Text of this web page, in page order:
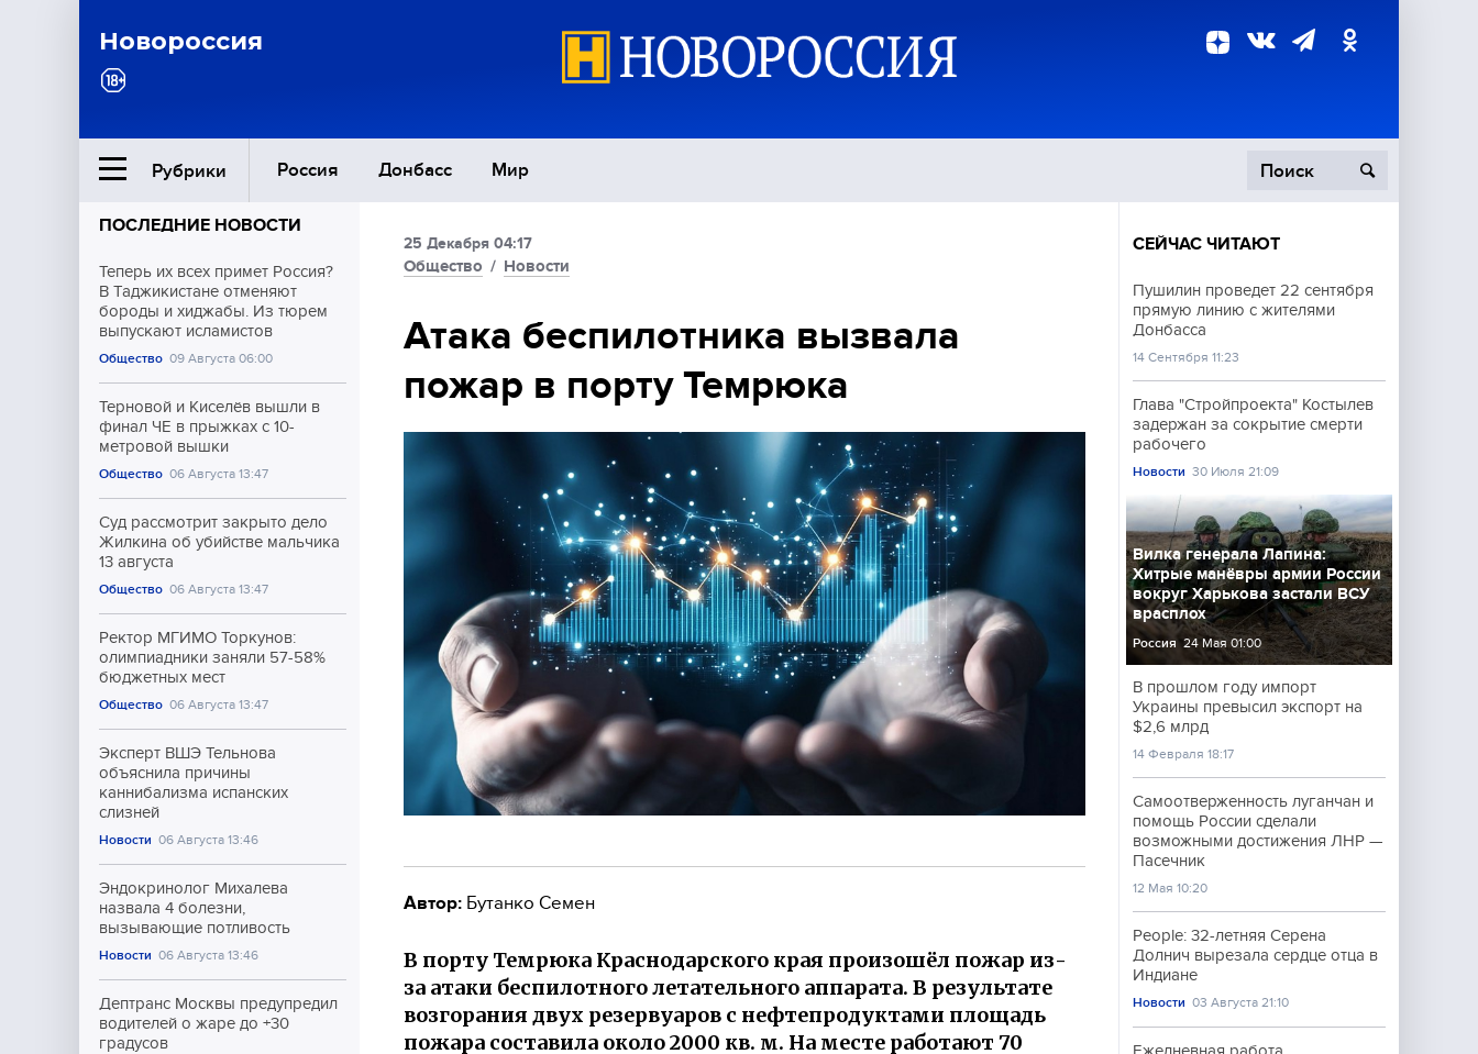
Новороссия
Рубрики Россия Донбасс Мир
Ближний Восток Политика
Общество
Экономика
Происшествия
Культура
Спорт
ПОСЛЕДНИЕ НОВОСТИ
Теперь их всех примет Россия?
В Таджикистане отменяют
бороды и хиджабы. Из тюрем
выпускают исламистов
Общество 09 Августа 06:00
Терновой и Киселёв вышли в
финал ЧЕ в прыжках с 10-
метровой вышки
Общество 06 Августа 13:47
Суд рассмотрит закрыто дело
Жилкина об убийстве мальчика
13 августа
Общество 06 Августа 13:47
Ректор МГИМО Торкунов:
олимпиадники заняли 57-58%
бюджетных мест
Общество 06 Августа 13:47
Эксперт ВШЭ Тельнова
объяснила причины
каннибализма испанских
слизней
Новости 06 Августа 13:46
Эндокринолог Михалева
назвала 4 болезни,
вызывающие потливость
Новости 06 Августа 13:46
Дептранс Москвы предупредил
водителей о жаре до +30
градусов
25 Декабря 04:17
Общество / Новости
Атака беспилотника вызвала
пожар в порту Темрюка
Автор: Бутанко Семен
В порту Темрюка Краснодарского края произошёл пожар из-
за атаки беспилотного летательного аппарата. В результате
возгорания двух резервуаров с нефтепродуктами площадь
пожара составила около 2000 кв. м. На месте работают 70
СЕЙЧАС ЧИТАЮТ
Пушилин проведет 22 сентября
прямую линию с жителями
Донбасса
14 Сентября 11:23
Глава "Стройпроекта" Костылев
задержан за сокрытие смерти
рабочего
Новости 30 Июля 21:09
Вилка генерала Лапина:
Хитрые манёвры армии России
вокруг Харькова застали ВСУ
врасплох
Россия 24 Мая 01:00
В прошлом году импорт
Украины превысил экспорт на
$2,6 млрд
14 Февраля 18:17
Самоотверженность луганчан и
помощь России сделали
возможными достижения ЛНР —
Пасечник
12 Мая 10:20
People: 32-летняя Серена
Долнич вырезала сердце отца в
Индиане
Новости 03 Августа 21:10